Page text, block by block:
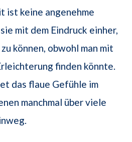
ist keine angenehme
mit dem Eindruck einher,
zu können, obwohl man mit
finden könnte.
das flaue Gefühle im
manchmal über viele